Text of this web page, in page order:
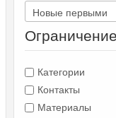
Категории
Контакты
Материалы